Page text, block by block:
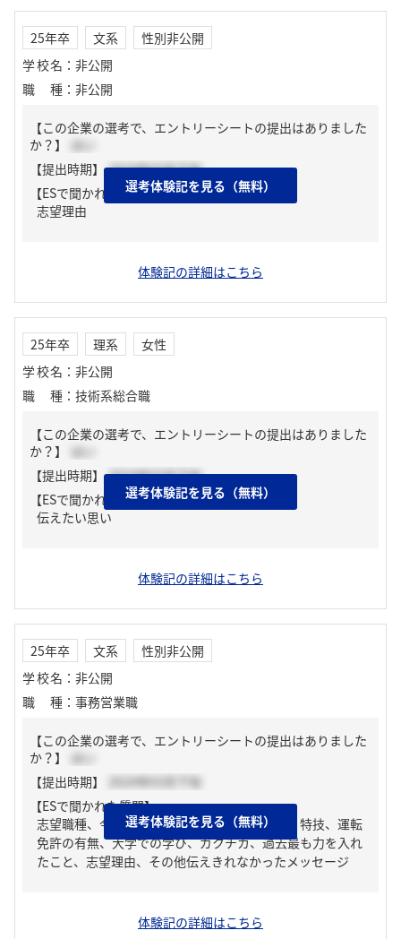
25年卒 文系
性別非公開
学校名 ： 非公開
職種 ： 非公開
【この企業の選考で、エントリーシートの提出はありました
か？】
はい
【提出時期】 2024年03月下旬
【ESで聞かれた質問】
志望理由
体験記の詳細はこちら
選考体験記を見る（無料）
25年卒 理系
女性
学校名 ： 非公開
職種 ： 技術系総合職
【この企業の選考で、エントリーシートの提出はありました
か？】
はい
【提出時期】 2024年03月下旬
【ESで聞かれた質問】
伝えたい思い
体験記の詳細はこちら
選考体験記を見る（無料）
25年卒 文系
性別非公開
学校名 ： 非公開
職種 ： 事務営業職
【この企業の選考で、エントリーシートの提出はありました
か？】
はい
【提出時期】
2024年03月下旬
【ESで聞かれた質問】
志望職種、今取り組んでいる課外活動、趣味・特技、運転
免許の有無、大学での学び、ガクチカ、過去最も力を入れ
たこと、志望理由、その他伝えきれなかったメッセージ
体験記の詳細はこちら
選考体験記を見る（無料）